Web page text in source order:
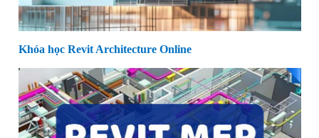
Khóa học Revit Architecture Online